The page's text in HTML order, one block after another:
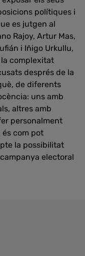
polítiques i
es jutgen al
Rajoy, Artur Mas,
i Iñigo Urkullu,
complexitat
després de la
de diferents
uns amb
altres amb
personalment
com pot
la possibilitat
electoral